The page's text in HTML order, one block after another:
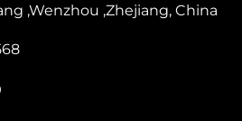
,Wenzhou ,Zhejiang, China